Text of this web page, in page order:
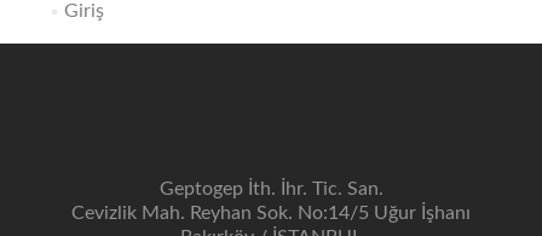
Giriş
Geptogep İth. İhr. Tic. San.
Cevizlik Mah. Reyhan Sok. No:14/5 Uğur İşhanı